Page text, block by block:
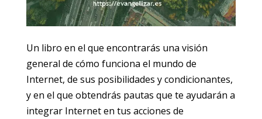
Un libro en el que encontrarás una visión
general de cómo funciona el mundo de
Internet, de sus posibilidades y condicionantes,
y en el que obtendrás pautas que te ayudarán a
integrar Internet en tus acciones de